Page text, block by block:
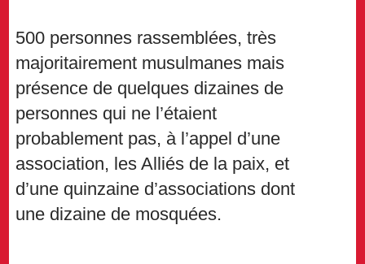
500 personnes rassemblées, très
majoritairement musulmanes mais
présence de quelques dizaines de
personnes qui ne l’étaient
probablement pas, à l’appel d’une
association, les Alliés de la paix, et
d’une quinzaine d’associations dont
une dizaine de mosquées.